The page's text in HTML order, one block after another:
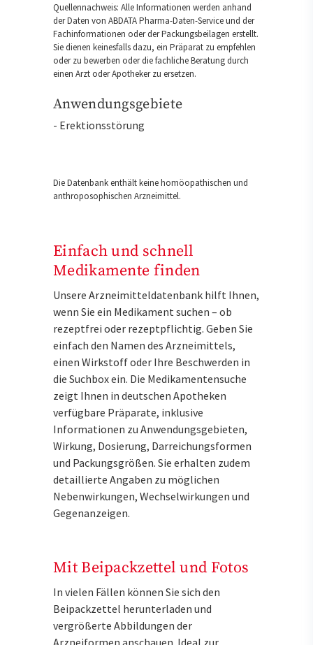
Quellennachweis: Alle Informationen werden anhand
der Daten von ABDATA Pharma-Daten-Service und der
Fachinformationen oder der Packungsbeilagen erstellt.
Sie dienen keinesfalls dazu, ein Präparat zu empfehlen
oder zu bewerben oder die fachliche Beratung durch
einen Arzt oder Apotheker zu ersetzen.
Anwendungsgebiete
- Erektionsstörung
Die Datenbank enthält keine homöopathischen und
anthroposophischen Arzneimittel.
Einfach und schnell
Medikamente finden
Unsere Arzneimitteldatenbank hilft Ihnen,
wenn Sie ein Medikament suchen – ob
rezeptfrei oder rezeptpflichtig. Geben Sie
einfach den Namen des Arzneimittels,
einen Wirkstoff oder Ihre Beschwerden in
die Suchbox ein. Die Medikamentensuche
zeigt Ihnen in deutschen Apotheken
verfügbare Präparate, inklusive
Informationen zu Anwendungsgebieten,
Wirkung, Dosierung, Darreichungsformen
und Packungsgrößen. Sie erhalten zudem
detaillierte Angaben zu möglichen
Nebenwirkungen, Wechselwirkungen und
Gegenanzeigen.
Mit Beipackzettel und Fotos
In vielen Fällen können Sie sich den
Beipackzettel herunterladen und
vergrößerte Abbildungen der
Arzneiformen anschauen. Ideal zur